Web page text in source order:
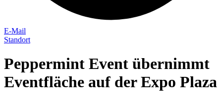
E-Mail
Standort
Peppermint Event übernimmt
Eventfläche auf der Expo Plaza